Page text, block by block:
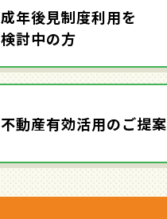
成年後見制度利用を
検討中の方
不動産有効活用のご提案